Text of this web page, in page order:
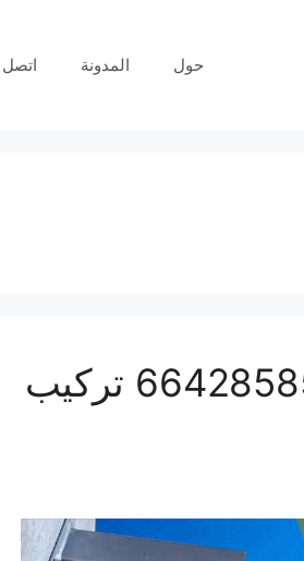
حول المدونة اتصل
فني كاميرات مراقبة جابر العلي 66428585 تركيب